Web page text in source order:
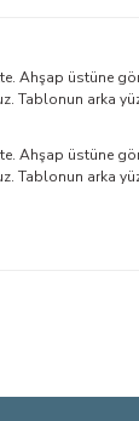
üstüne
Tablonun arka
üstüne
Tablonun arka